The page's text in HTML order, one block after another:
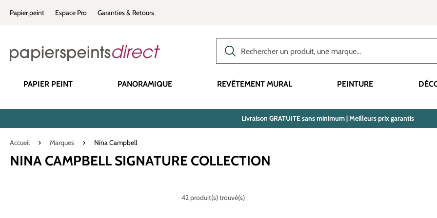
Passer à la navigation principale
Papier peint Espace Pro Garanties & Retours
PAPIER PEINT PANORAMIQUE REVÊTEMENT MURAL PEINTURE
Livraison GRATUITE sans minimum | Meilleurs prix garantis
Accueil Marques Nina Campbell
NINA CAMPBELL SIGNATURE COLLECTION
42 produit(s) trouvé(s)